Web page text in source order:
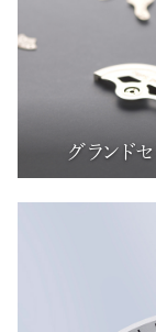
グランド